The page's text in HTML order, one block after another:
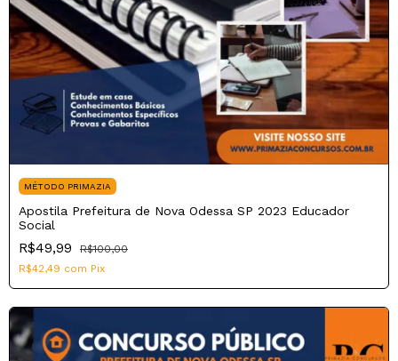
MÉTODO PRIMAZIA
Apostila Prefeitura de Nova Odessa SP 2023 Educador
Social
R$49,99
R$100,00
R$42,49 com Pix